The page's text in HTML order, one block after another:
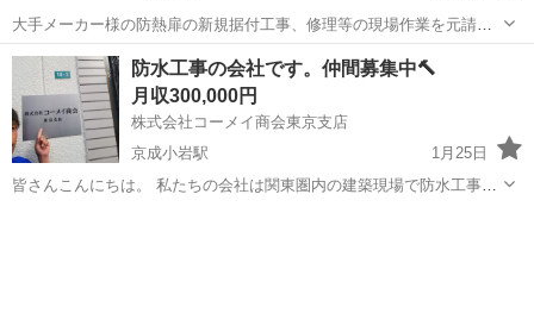
大手メーカー様の防熱扉の新規据付工事、修理等の現場作業を元請け
様と一緒に行なってもらいます。 しっかり確実に弊社社員がお教え致
します！ 弊社社員は皆初心者！からのスタートです！ 現場直行直帰可
能 通勤時全線高速使用可 社員...
東京 江戸川区 一之江駅 その他
防水工事の会社です。仲間募集中🔨
月収300,000円
株式会社コーメイ商会東京支店
京成小岩駅
1月25日
皆さんこんにちは。 私たちの会社は関東圏内の建築現場で防水工事の